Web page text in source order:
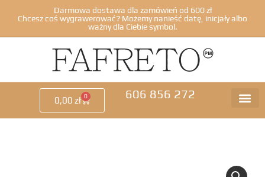
Darmowa dostawa dla zamówień od 600 zł
Chcesz coś wygrawerować? Możemy nanieść datę, inicjały albo
ważny dla Ciebie symbol.
0,00 zł 0 606 856 272